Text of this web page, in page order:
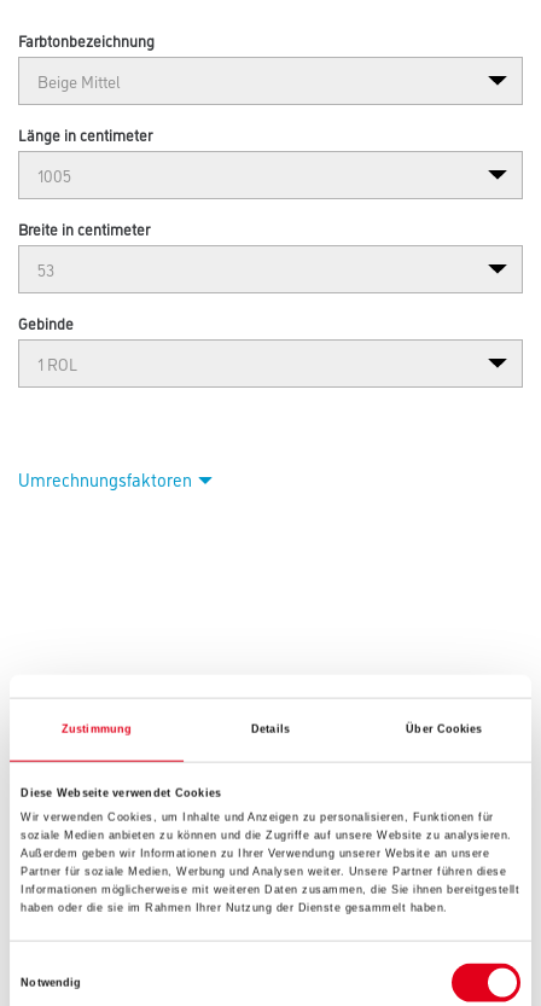
Zustimmung Details Über Cookies
Diese Webseite verwendet Cookies
Wir verwenden Cookies, um Inhalte und Anzeigen zu personalisieren, Funktionen für
soziale Medien anbieten zu können und die Zugriffe auf unsere Website zu analysieren.
Außerdem geben wir Informationen zu Ihrer Verwendung unserer Website an unsere
Partner für soziale Medien, Werbung und Analysen weiter. Unsere Partner führen diese
Informationen möglicherweise mit weiteren Daten zusammen, die Sie ihnen bereitgestellt
haben oder die sie im Rahmen Ihrer Nutzung der Dienste gesammelt haben.
Notwendig
Farbtonbezeichnung
Länge in centimeter
Breite in centimeter
Gebinde
Umrechnungsfaktoren
GEFAHRENHINWEISE